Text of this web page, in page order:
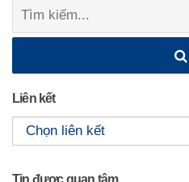
Tìm
kiếm:
Liên kết
Tin được quan tâm